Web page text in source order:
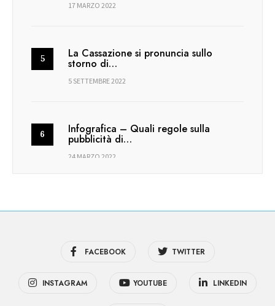
17 MARZO 2022
La Cassazione si pronuncia sullo
storno di…
5 SETTEMBRE 2022
Infografica – Quali regole sulla
pubblicità di…
24 MARZO 2022
FACEBOOK TWITTER
INSTAGRAM YOUTUBE LINKEDIN